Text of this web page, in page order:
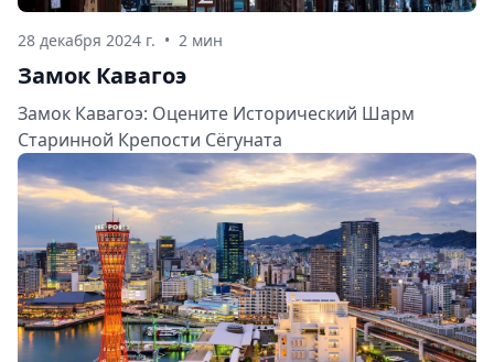
28 декабря 2024 г. • 2 мин
Замок Кавагоэ
Замок Кавагоэ: Оцените Исторический Шарм
Старинной Крепости Сёгуната